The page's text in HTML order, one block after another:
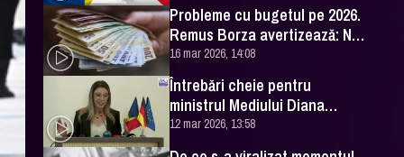
Probleme cu bugetul pe 2026.
Remus Borza avertizează: Nu
mai suntem în an electoral
16 mar 2026, 14:08
Întrebări cheie pentru
ministrul Mediului Diana
Buzoianu / Interviu live la DC
News
12 mar 2026, 13:58